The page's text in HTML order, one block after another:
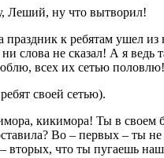
Леший, ну что вытворил!
к ребятам ушел из
слова не сказал! А я ведь
всех их сетью половлю!
своей сетью).
кикимора! Ты в своем
Во – первых – ты не
вторых, что ты пугаешь